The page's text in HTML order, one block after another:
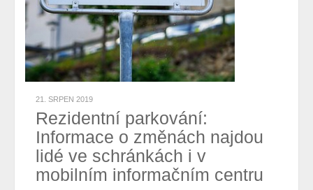
21. SRPEN 2019
Rezidentní parkování:
Informace o změnách najdou
lidé ve schránkách i v
mobilním informačním centru